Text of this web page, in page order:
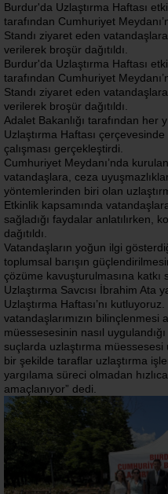
Burdur'da Uzlaştırma Haftası
tarafından Cumhuriyet
Standı ziyaret eden
verilerek broşür dağıtıldı.
Burdur'da Uzlaştırma Haftası
tarafından Cumhuriyet
Standı ziyaret eden
verilerek broşür dağıtıldı.
Adalet Bakanlığı tarafından her
Uzlaştırma Haftası
çalışması gerçekleştirdi.
Cumhuriyet Meydanı’nda
vatandaşlara, ceza
yöntemlerinden biri olan
Etkinlik kapsamında
sağladığı faydalar anlatılırken,
dağıtıldı.
Vatandaşların yoğun ilgi
toplumsal barışın
çözüme kavuşturulmasına katkı
Uzlaştırma Savcısı İbrahim Ata
Uzlaştırma Haftası’nı
vatandaşlarımızın bilinçlenmesi
müessesesinin nasıl
suçlarda uzlaştırma
bir şekilde taraflar uzlaştırma
yargılama süreci olmadan
amaçlanıyor” dedi.